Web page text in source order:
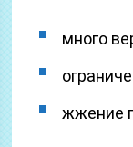
много
жжение